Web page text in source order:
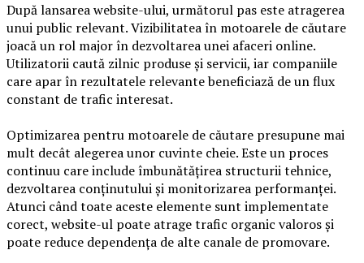
După lansarea website-ului, următorul pas este atragerea
unui public relevant. Vizibilitatea în motoarele de căutare
joacă un rol major în dezvoltarea unei afaceri online.
Utilizatorii caută zilnic produse și servicii, iar companiile
care apar în rezultatele relevante beneficiază de un flux
constant de trafic interesat.
Optimizarea pentru motoarele de căutare presupune mai
mult decât alegerea unor cuvinte cheie. Este un proces
continuu care include îmbunătățirea structurii tehnice,
dezvoltarea conținutului și monitorizarea performanței.
Atunci când toate aceste elemente sunt implementate
corect, website-ul poate atrage trafic organic valoros și
poate reduce dependența de alte canale de promovare.